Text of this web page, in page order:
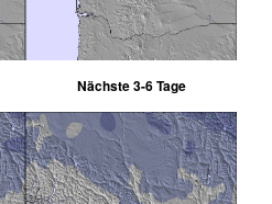
Nächste 3-6 Tage